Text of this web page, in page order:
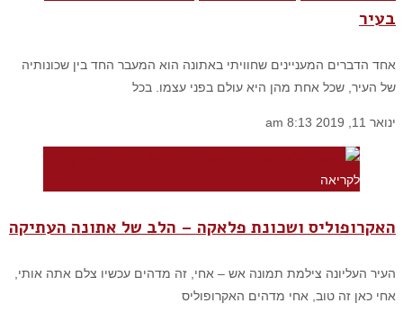
בעיר
אחד הדברים המעניינים שחוויתי באתונה הוא המעבר החד בין שכונותיה
של העיר, שכל אחת מהן היא עולם בפני עצמו. בכל
ינואר 11, 2019 8:13 am
לקריאה
האקרופוליס ושכונת פלאקה – הלב של אתונה העתיקה
העיר העליונה צילמת תמונה אש – אחי, זה מדהים עכשיו צלם אתה אותי,
אחי כאן זה טוב, אחי מדהים האקרופוליס